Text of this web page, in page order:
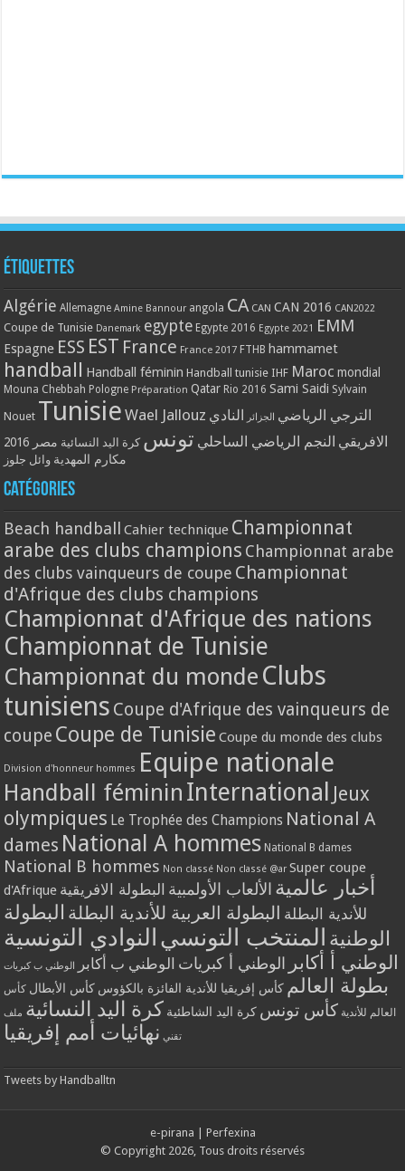
Étiquettes
Algérie Allemagne Amine Bannour angola CA CAN CAN 2016 CAN2022
Coupe de Tunisie Danemark egypte Egypte 2016 Egypte 2021 EMM
Espagne ESS EST France France 2017 FTHB hammamet
handball Handball féminin Handball tunisie IHF Maroc mondial
Mouna Chebbah Pologne Préparation Qatar Rio 2016 Sami Saidi Sylvain
Nouet Tunisie Wael Jallouz الترجي الرياضي الجزائر النادي
الافريقي النجم الرياضي الساحلي تونس كرة اليد النسائية مصر 2016
مكارم المهدية وائل جلوز
Catégories
Beach handball Cahier technique Championnat
arabe des clubs champions Championnat arabe
des clubs vainqueurs de coupe Championnat
d'Afrique des clubs champions
Championnat d'Afrique des nations
Championnat de Tunisie
Championnat du monde Clubs
tunisiens Coupe d'Afrique des vainqueurs de
coupe Coupe de Tunisie Coupe du monde des clubs
Division d'honneur hommes Equipe nationale
Handball féminin International Jeux
olympiques Le Trophée des Champions National A
dames National A hommes National B dames
National B hommes Non classé Non classé @ar Super coupe
d'Afrique
أخبار عالمية الألعاب الأولمبية البطولة الافريقية
للأندية البطلة البطولة العربية للأندية البطلة البطولة
الوطنية المنتخب التونسي النوادي التونسية
الوطني أ أكابر الوطني أ كبريات الوطني ب أكابر الوطني ب كبريات
بطولة العالم كأس إفريقيا للأندية الفائزة بالكؤوس كأس الأبطال كأس
العالم للأندية كأس تونس كرة اليد الشاطئية كرة اليد النسائية ملف
تقني نهائيات أمم إفريقيا
Tweets by Handballtn
e-pirana
Perfexina
© Copyright 2026, Tous droits réservés